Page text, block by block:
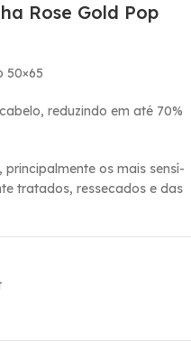
Rose Gold Pop
50×65
reduzindo em até 70%
os mais sensí­
tratados, ressecados e das